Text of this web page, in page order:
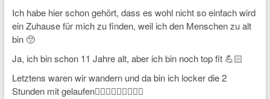
Ich habe hier schon gehört, dass es wohl nicht so einfach wird
ein Zuhause für mich zu finden, weil ich den Menschen zu alt
bin 🥺
Ja, ich bin schon 11 Jahre alt, aber ich bin noch top fit 💪🏻
Letztens waren wir wandern und da bin ich locker die 2
Stunden mit gelaufen🏃🏻‍♀️🏃🏻‍♀️🏃🏻‍♀️